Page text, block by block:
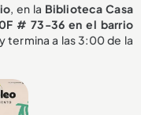
, en la Biblioteca Casa
# 73-36 en el barrio
termina a las 3:00 de la